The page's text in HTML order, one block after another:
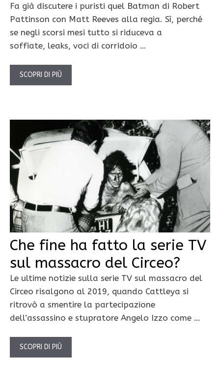
Fa già discutere i puristi quel Batman di Robert
Pattinson con Matt Reeves alla regia. Sì, perché
se negli scorsi mesi tutto si riduceva a
soffiate, leaks, voci di corridoio …
SCOPRI DI PIÙ
Che fine ha fatto la serie TV
sul massacro del Circeo?
Le ultime notizie sulla serie TV sul massacro del
Circeo risalgono al 2019, quando Cattleya si
ritrovò a smentire la partecipazione
dell’assassino e stupratore Angelo Izzo come …
SCOPRI DI PIÙ